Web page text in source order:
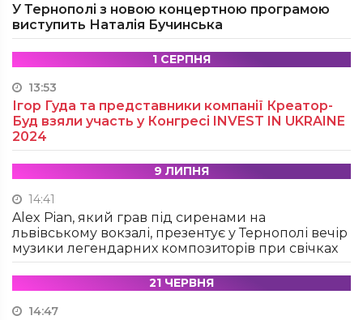
У Тернополі з новою концертною програмою
виступить Наталія Бучинська
1 СЕРПНЯ
13:53
Ігор Гуда та представники компанії Креатор-
Буд взяли участь у Конгресі INVEST IN UKRAINE
2024
9 ЛИПНЯ
14:41
Alex Pian, який грав під сиренами на
львівському вокзалі, презентує у Тернополі вечір
музики легендарних композиторів при свічках
21 ЧЕРВНЯ
14:47